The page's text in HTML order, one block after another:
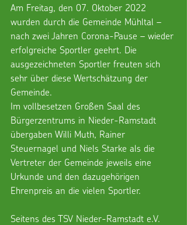
Am Freitag, den 07. Oktober 2022
wurden durch die Gemeinde Mühltal –
nach zwei Jahren Corona-Pause – wieder
erfolgreiche Sportler geehrt. Die
ausgezeichneten Sportler freuten sich
sehr über diese Wertschätzung der
Gemeinde.
Im vollbesetzen Großen Saal des
Bürgerzentrums in Nieder-Ramstadt
übergaben Willi Muth, Rainer
Steuernagel und Niels Starke als die
Vertreter der Gemeinde jeweils eine
Urkunde und den dazugehörigen
Ehrenpreis an die vielen Sportler.
Seitens des TSV Nieder-Ramstadt e.V.